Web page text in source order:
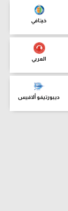
خيتافي
العربي
ديبورتيفو ألافيس